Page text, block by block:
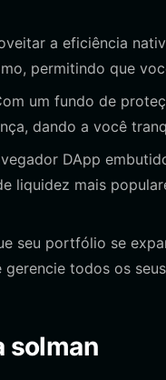
a eficiência
permitindo que
um fundo de
dando a você
DApp
liquidez mais
seu portfólio se
todos os
solman